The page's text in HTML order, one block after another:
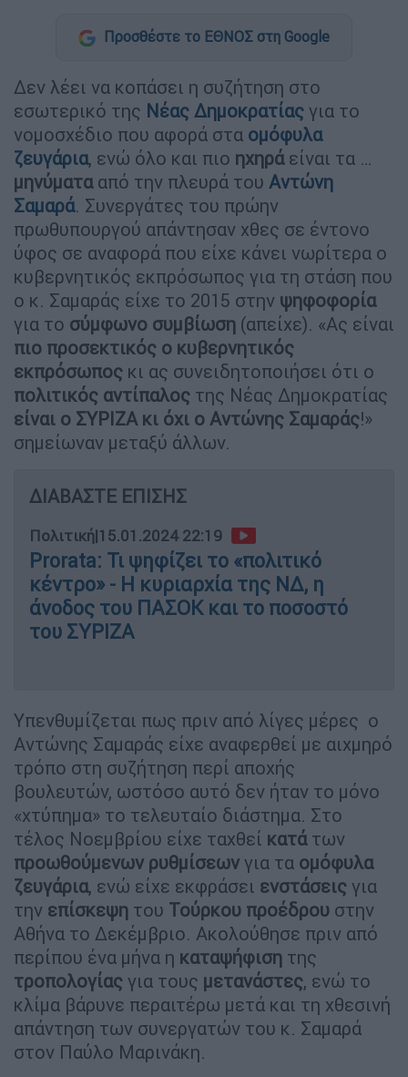
Προσθέστε το ΕΘΝΟΣ στη Google
Δεν λέει να κοπάσει η συζήτηση στο
εσωτερικό της Νέας Δημοκρατίας για το
νομοσχέδιο που αφορά στα ομόφυλα
ζευγάρια, ενώ όλο και πιο ηχηράείναι τα …
μηνύματααπό την πλευρά του Αντώνη
Σαμαρά. Συνεργάτες του πρώην
πρωθυπουργού απάντησαν χθες σε έντονο
ύφος σε αναφορά που είχε κάνει νωρίτερα ο
κυβερνητικός εκπρόσωπος για τη στάση που
ο κ. Σαμαράς είχε το 2015 στην ψηφοφορία
για το σύμφωνο συμβίωση (απείχε). «Ας είναι
πιο προσεκτικός ο κυβερνητικός
εκπρόσωπος κι ας συνειδητοποιήσει ότι ο
πολιτικός αντίπαλος της Νέας Δημοκρατίας
είναι ο ΣΥΡΙΖΑ κι όχι ο Αντώνης Σαμαράς!»
σημείωναν μεταξύ άλλων.
ΔΙΑΒΑΣΤΕ ΕΠΙΣΗΣ
Πολιτική|15.01.2024 22:19
Prorata: Τι ψηφίζει το «πολιτικό
κέντρο» - Η κυριαρχία της ΝΔ, η
άνοδος του ΠΑΣΟΚ και το ποσοστό
του ΣΥΡΙΖΑ
Υπενθυμίζεται πως πριν από λίγες μέρες ο
Αντώνης Σαμαράς είχε αναφερθεί με αιχμηρό
τρόπο στη συζήτηση περί αποχής
βουλευτών, ωστόσο αυτό δεν ήταν το μόνο
«χτύπημα» το τελευταίο διάστημα. Στο
τέλος Νοεμβρίου είχε ταχθεί κατάτων
προωθούμενων ρυθμίσεων για τα ομόφυλα
ζευγάρια, ενώ είχε εκφράσει ενστάσεις για
την επίσκεψη του Τούρκου προέδρου στην
Αθήνα το Δεκέμβριο. Ακολούθησε πριν από
περίπου ένα μήνα η καταψήφιση της
τροπολογίας για τους μετανάστες, ενώ το
κλίμα βάρυνε περαιτέρω μετά και τη χθεσινή
απάντηση των συνεργατών του κ. Σαμαρά
στον Παύλο Μαρινάκη.